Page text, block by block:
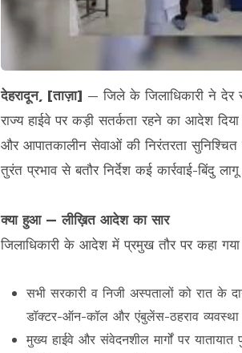
देहरादून, [ताज़ा] — जिले के जिलाधिकारी ने देर
राज्य हाईवे पर कड़ी सतर्कता रहने का आदेश
और आपातकालीन सेवाओं की निरंतरता
तुरंत प्रभाव से बतौर निर्देश कई कार्रवाई-बिंदु
क्या हुआ — लीख़ित आदेश का सार
जिलाधिकारी के आदेश में प्रमुख तौर पर कहा
सभी सरकारी व निजी अस्पतालों को रात के
डॉक्टर-ऑन-कॉल और एंबुलेंस-ठहराव व्यवस्था
मुख्य हाईवे और संवेदनशील मार्गों पर